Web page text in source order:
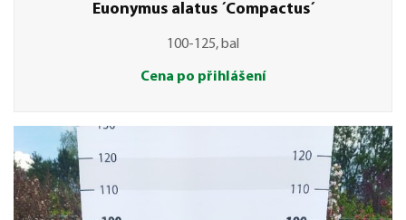
Euonymus alatus ´Compactus´
100-125, bal
Cena po přihlášení